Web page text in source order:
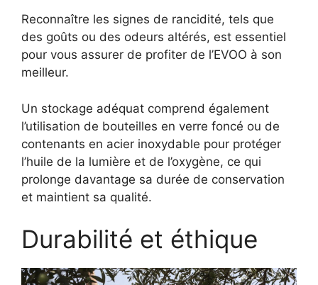
Reconnaître les signes de rancidité, tels que
des goûts ou des odeurs altérés, est essentiel
pour vous assurer de profiter de l’EVOO à son
meilleur.
Un stockage adéquat comprend également
l’utilisation de bouteilles en verre foncé ou de
contenants en acier inoxydable pour protéger
l’huile de la lumière et de l’oxygène, ce qui
prolonge davantage sa durée de conservation
et maintient sa qualité.
Durabilité et éthique